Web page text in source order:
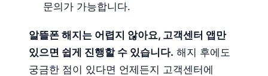
문의가 가능합니다.
알뜰폰 해지는 어렵지 않아요, 고객센터 앱만
있으면 쉽게 진행할 수 있습니다. 해지 후에도
궁금한 점이 있다면 언제든지 고객센터에